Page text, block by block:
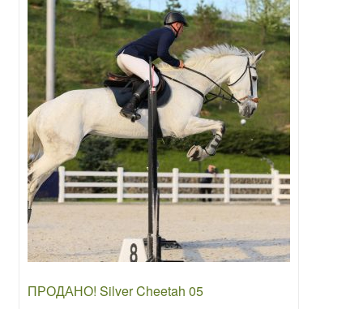
ПРОДАНО! Silver Cheetah 05